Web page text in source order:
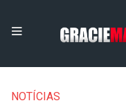
NOTÍCIAS